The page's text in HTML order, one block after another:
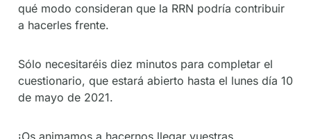
qué modo consideran que la RRN podría contribuir
a hacerles frente.
Sólo necesitaréis diez minutos para completar el
cuestionario, que estará abierto hasta el lunes día 10
de mayo de 2021.
¡Os animamos a hacernos llegar vuestras